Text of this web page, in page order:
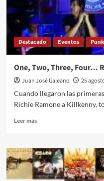
Destacado Eventos Punk
One, Two, Three, Four…
Juan José Galeano
25
Cuando llegaron las
Richie Ramone a Killkenny,
Leer másLeer
One,
Two,
Three,
Four…